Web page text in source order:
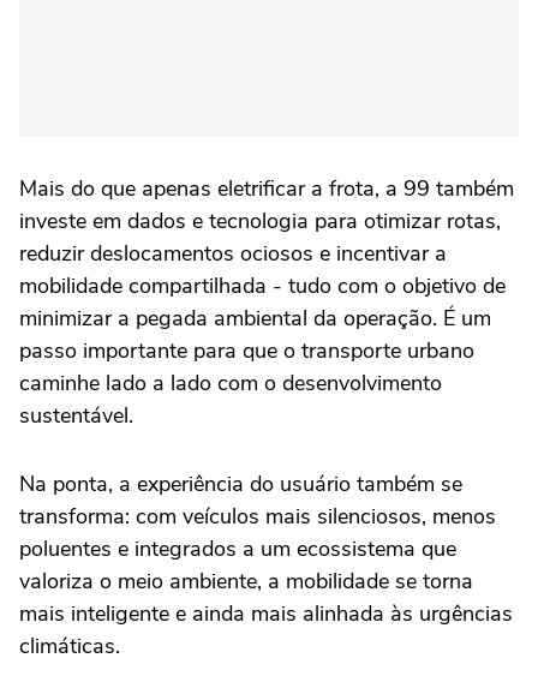
Mais do que apenas eletrificar a frota, a 99 também
investe em dados e tecnologia para otimizar rotas,
reduzir deslocamentos ociosos e incentivar a
mobilidade compartilhada - tudo com o objetivo de
minimizar a pegada ambiental da operação. É um
passo importante para que o transporte urbano
caminhe lado a lado com o desenvolvimento
sustentável.
Na ponta, a experiência do usuário também se
transforma: com veículos mais silenciosos, menos
poluentes e integrados a um ecossistema que
valoriza o meio ambiente, a mobilidade se torna
mais inteligente e ainda mais alinhada às urgências
climáticas.